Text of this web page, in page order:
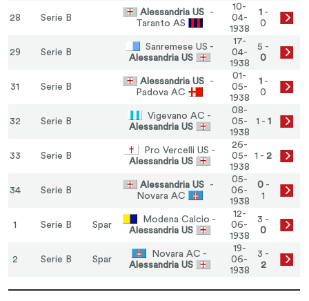
28 Serie B
Alessandria US-
Taranto AS
10-
04-
1938
1 -
0
29 Serie B
Sanremese US -
Alessandria US
17-
04-
1938
5 -
0
31 Serie B
Alessandria US-
Padova AC
01-
05-
1938
1 -
0
32 Serie B
Vigevano AC -
Alessandria US
08-
05-
1938
1 - 1
33 Serie B
Pro Vercelli US -
Alessandria US
26-
05-
1938
1 -2
34 Serie B
Alessandria US-
Novara AC
05-
06-
1938
0-
1
1 Serie B Spar
Modena Calcio -
Alessandria US
12-
06-
1938
3 -
0
2 Serie B Spar
Novara AC -
Alessandria US
19-
06-
1938
3 -
2